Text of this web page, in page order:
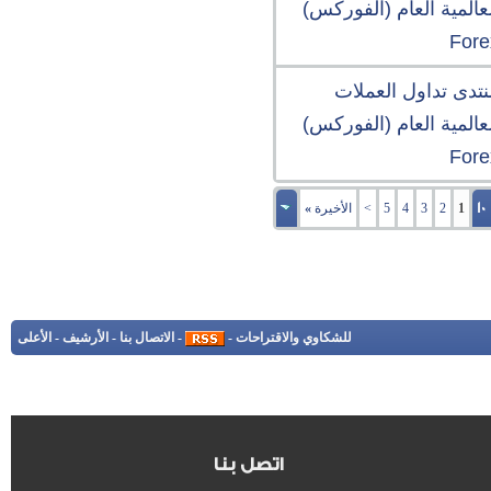
العام (الفوركس)
تداول العملات
العام (الفوركس)
1
2
3
4
5
> الأخيرة»
للشكاوي والاقتراحات -
- الاتصال بنا - الأرشيف - الأعلى
اتصل بنا